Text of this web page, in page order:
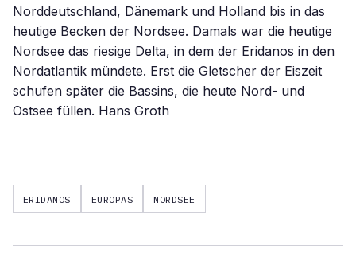
Norddeutschland, Dänemark und Holland bis in das
heutige Becken der Nordsee. Damals war die heutige
Nordsee das riesige Delta, in dem der Eridanos in den
Nordatlantik mündete. Erst die Gletscher der Eiszeit
schufen später die Bassins, die heute Nord- und
Ostsee füllen. Hans Groth
ERIDANOS EUROPAS NORDSEE